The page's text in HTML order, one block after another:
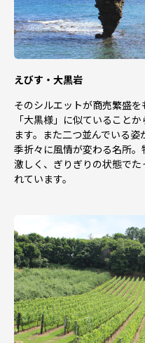
えびす・大黒岩
そのシルエットが商売繁盛
「大黒様」に似ていること
ます。また二つ並んでいる
季折々に風情が変わる名所
激しく、ぎりぎりの状態で
れています。